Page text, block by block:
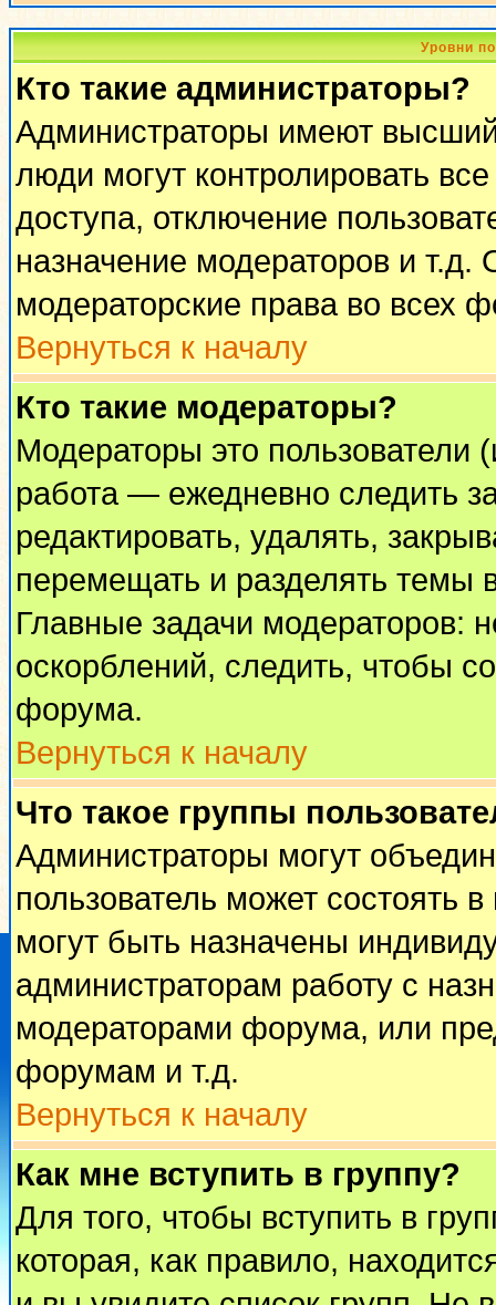
Уровни
Кто такие администраторы?
Администраторы имеют
люди могут контролировать
доступа, отключение
назначение модераторов и
модераторские права во всех
Вернуться к началу
Кто такие модераторы?
Модераторы это пользователи
работа — ежедневно следить
редактировать, удалять,
перемещать и разделять темы
Главные задачи модераторов:
оскорблений, следить, чтобы
форума.
Вернуться к началу
Что такое группы
Администраторы могут
пользователь может состоять
могут быть назначены
администраторам работу с
модераторами форума, или
форумам и т.д.
Вернуться к началу
Как мне вступить в группу?
Для того, чтобы вступить в
которая, как правило,